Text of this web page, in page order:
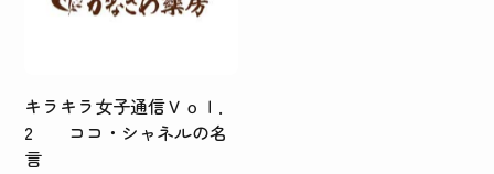
キラキラ女子通信Ｖｏｌ．
2 ココ・シャネルの名
言